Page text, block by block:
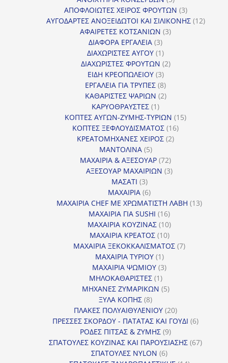
προϊόντα
ΑΠΟΦΛΟΙΩΤΕΣ ΧΕΙΡΟΣ ΦΡΟΥΤΩΝ 33
προϊόντα
ΑΥΓΟΔΑΡΤΕΣ ΑΝΟΞΕΙΔΩΤΟΙ ΚΑΙ ΣΙΛΙΚΟΝΗΣ 1212
ΑΦΑΙΡΕΤΕΣ ΚΟΤΣΑΝΙΩΝ 33
ΔΙΑΦΟΡΑ ΕΡΓΑΛΕΙΑ 33
προϊόντα
ΔΙΑΧΩΡΙΣΤΕΣ ΑΥΓΟΥ 11
προϊόν
ΔΙΑΧΩΡΙΣΤΕΣ ΦΡΟΥΤΩΝ 22
ΕΙΔΗ ΚΡΕΟΠΩΛΕΙΟΥ 33
προϊόντα
ΕΡΓΑΛΕΙΑ ΓΙΑ ΤΡΥΠΕΣ 88
προϊόντα
ΚΑΘΑΡΙΣΤΕΣ ΨΑΡΙΩΝ 22
ΚΑΡΥΟΘΡΑΥΣΤΕΣ 11
προϊόν
ΚΟΠΤΕΣ ΑΥΓΩΝ-ΖΥΜΗΣ-ΤΥΡΙΩΝ 1515
ΚΟΠΤΕΣ ΞΕΦΛΟΥΔΙΣΜΑΤΟΣ 1616
ΚΡΕΑΤΟΜΗΧΑΝΕΣ ΧΕΙΡΟΣ 22
ΜΑΝΤΟΛΙΝΑ 55
προϊόντα
ΜΑΧΑΙΡΙΑ & ΑΞΕΣΟΥΑΡ 7272
προϊόντα
ΑΞΕΣΟΥΑΡ ΜΑΧΑΙΡΙΩΝ 33
ΜΑΣΑΤΙ 33
προϊόντα
ΜΑΧΑΙΡΙΑ 66
προϊόντα
ΜΑΧΑΙΡΙΑ CHEF ΜΕ ΧΡΩΜΑΤΙΣΤΗ ΛΑΒΗ 1313
ΜΑΧΑΙΡΙΑ ΓΙΑ SUSHI 1616
προϊόντα
ΜΑΧΑΙΡΙΑ ΚΟΥΖΙΝΑΣ 1010
προϊόντα
ΜΑΧΑΙΡΙΑ ΚΡΕΑΤΟΣ 1010
προϊόντα
ΜΑΧΑΙΡΙΑ ΞΕΚΟΚΚΑΛΙΣΜΑΤΟΣ 77
ΜΑΧΑΙΡΙΑ ΤΥΡΙΟΥ 11
προϊόν
ΜΑΧΑΙΡΙΑ ΨΩΜΙΟΥ 33
ΜΗΛΟΚΑΘΑΡΙΣΤΕΣ 11
προϊόν
ΜΗΧΑΝΕΣ ΖΥΜΑΡΙΚΩΝ 55
ΞΥΛΑ ΚΟΠΗΣ 88
προϊόντα
ΠΛΑΚΕΣ ΠΟΛΥΑΙΘΥΛΕΝΙΟΥ 2020
προϊόντα
ΠΡΕΣΣΕΣ ΣΚΟΡΔΟΥ - ΠΑΤΑΤΑΣ ΚΑΙ ΓΟΥΔΙ 66
ΡΟΔΕΣ ΠΙΤΣΑΣ & ΖΥΜΗΣ 99
προϊόντα
ΣΠΑΤΟΥΛΕΣ ΚΟΥΖΙΝΑΣ ΚΑΙ ΠΑΡΟΥΣΙΑΣΗΣ 6767
ΣΠΑΤΟΥΛΕΣ NYLON 66